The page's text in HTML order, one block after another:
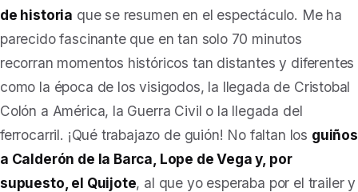
de historia que se resumen en el espectáculo. Me ha
parecido fascinante que en tan solo 70 minutos
recorran momentos históricos tan distantes y diferentes
como la época de los visigodos, la llegada de Cristobal
Colón a América, la Guerra Civil o la llegada del
ferrocarril. ¡Qué trabajazo de guión! No faltan los guiños
a Calderón de la Barca, Lope de Vega y, por
supuesto, el Quijote, al que yo esperaba por el trailer y